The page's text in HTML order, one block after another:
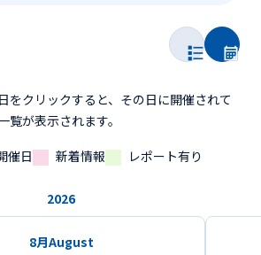
をクリックすると、その日に開催されて
覧が表示されます。
催日
新着情報 レポート有り
2026
8月August